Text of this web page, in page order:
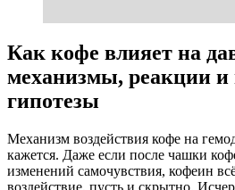
Как кофе влияет на
механизмы, реакции и
гипотезы
Механизм воздействия кофе на
кажется. Даже если после чашки
изменений самочувствия, кофеин